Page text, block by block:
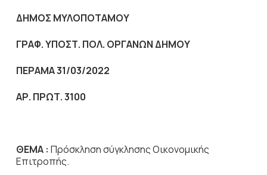
ΔΗΜΟΣ ΜΥΛΟΠΟΤΑΜΟΥ
ΓΡΑΦ. ΥΠΟΣΤ. ΠΟΛ. ΟΡΓΑΝΩΝ ΔΗΜΟΥ
ΠΕΡΑΜΑ 31/03/2022
ΑΡ. ΠΡΩΤ. 3100
ΘΕΜΑ : Πρόσκληση σύγκλησης Οικονομικής
Επιτροπής.